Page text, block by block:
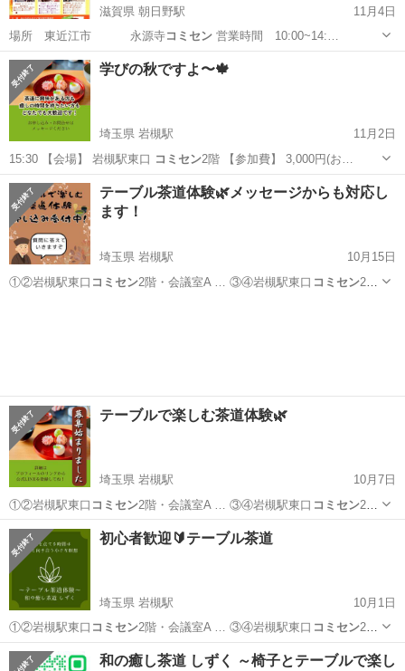
滋賀県 朝日野駅
11月4日
場所 東近江市 永源寺コミセン 営業時間 10:00~14:…
滋賀 東近江市 朝日野駅 地域/お祭り
学びの秋ですよ〜🍁
埼玉県 岩槻駅
11月2日
15:30 【会場】 岩槻駅東口 コミセン 2階 【参加費】 3,000円(お…
埼玉 さいたま市 岩槻駅 ワークショップ 会場
テーブル茶道体験🌿メッセージからも対応し
ます！
埼玉県 岩槻駅
10月15日
①②岩槻駅東口 コミセン2階・会議室A … ③④岩槻駅東口 コミセン2
テーブルで楽しむ茶道体験🌿
埼玉県 岩槻駅
10月7日
①②岩槻駅東口 コミセン2階・会議室A … ③④岩槻駅東口 コミセン2
階・会議室D …
埼玉 さいたま市 岩槻駅 ワークショップ
初心者歓迎🔰テーブル茶道
埼玉県 岩槻駅
10月1日
①②岩槻駅東口 コミセン2階・会議室A … ③④岩槻駅東口 コミセン2
階・会議室D …
埼玉 さいたま市 岩槻駅 ワークショップ コミセン
和の癒し茶道 しずく ～椅子とテーブルで楽し